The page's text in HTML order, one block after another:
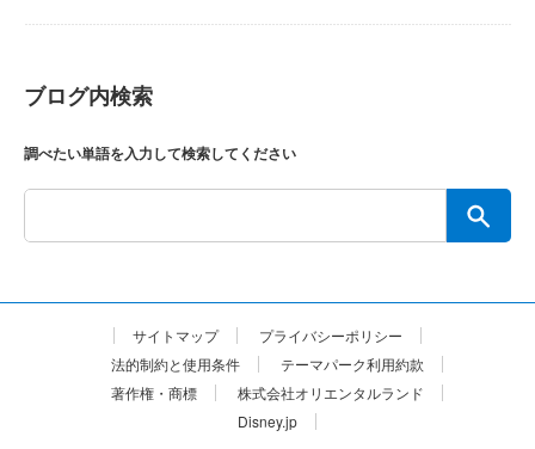
ブログ内検索
調べたい単語を入力して検索してください
サイトマップ
プライバシーポリシー
法的制約と使用条件
テーマパーク利用約款
著作権・商標
株式会社オリエンタルランド
Disney.jp